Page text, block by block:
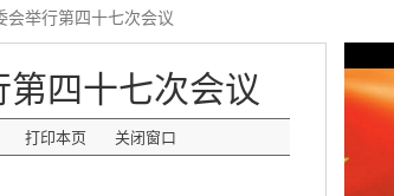
会举行第四十七次会议
四十七次会议
打印本页 关闭窗口